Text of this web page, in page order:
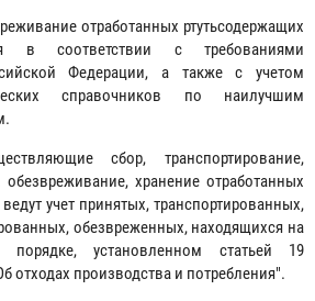
отработанных ртутьсодержащих
в соответствии с требованиями
Федерации, а также с учетом
справочников по наилучшим
сбор, транспортирование,
обезвреживание, хранение отработанных
учет принятых, транспортированных,
обезвреженных, находящихся на
установленном статьей 19
отходах производства и потребления".